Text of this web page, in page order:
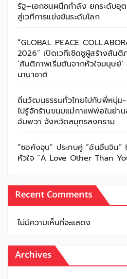
รัฐ–เอกชนผนึกกำลัง ยกระดับอุต
สู่เวทีการแข่งขันระดับโลก
“GLOBAL PEACE
2026” เปิดเวทีเชิดชูผู้สร้างสัน
‘สันติภาพเริ่มต้นจากหัวใจมนุษย์
นานาชาติ
ถิ่นวัฒนธรรมทั่วไทยไปกับพี่หนุ่
ไปรู้จักร้านขนมแม่กาแฟพ่อในย่า
อัมพวา จังหวัดสมุทรสงคราม
“ซอคังจุน” ประกบคู่ “อันอึนจิน”
หัวใจ “A Love Other Than
Recent Comments
ไม่มีความเห็นที่จะแสดง
Archives